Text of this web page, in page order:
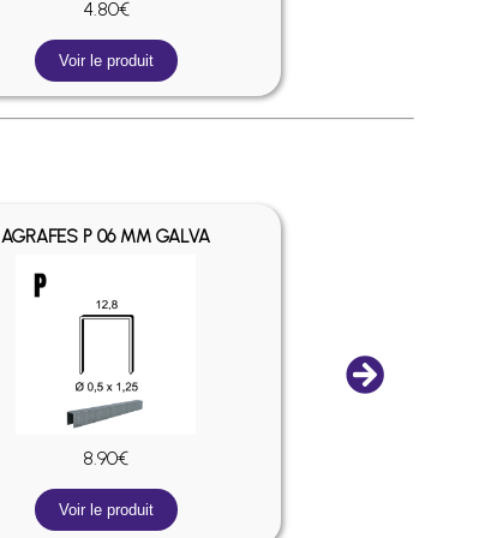
4.80€
Voir le produit
AGRAFES P 06 MM GALVA
8.90€
Voir le produit